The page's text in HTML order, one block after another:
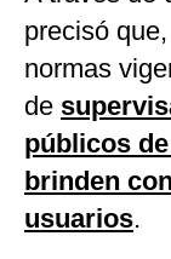
precisó
normas
de
públicos
brinden
usuarios.